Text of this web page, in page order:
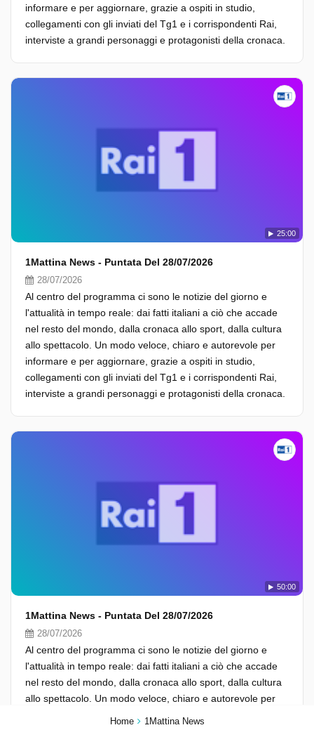
Home 1Mattina News
informare e per aggiornare, grazie a ospiti in studio,
collegamenti con gli inviati del Tg1 e i corrispondenti Rai,
interviste a grandi personaggi e protagonisti della cronaca.
25:00
1Mattina News - Puntata Del 28/07/2026
28/07/2026
Al centro del programma ci sono le notizie del giorno e
l'attualità in tempo reale: dai fatti italiani a ciò che accade
nel resto del mondo, dalla cronaca allo sport, dalla cultura
allo spettacolo. Un modo veloce, chiaro e autorevole per
informare e per aggiornare, grazie a ospiti in studio,
collegamenti con gli inviati del Tg1 e i corrispondenti Rai,
interviste a grandi personaggi e protagonisti della cronaca.
50:00
1Mattina News - Puntata Del 28/07/2026
28/07/2026
Al centro del programma ci sono le notizie del giorno e
l'attualità in tempo reale: dai fatti italiani a ciò che accade
nel resto del mondo, dalla cronaca allo sport, dalla cultura
allo spettacolo. Un modo veloce, chiaro e autorevole per